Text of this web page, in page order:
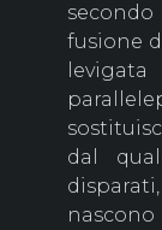
fusione
dal
nascono